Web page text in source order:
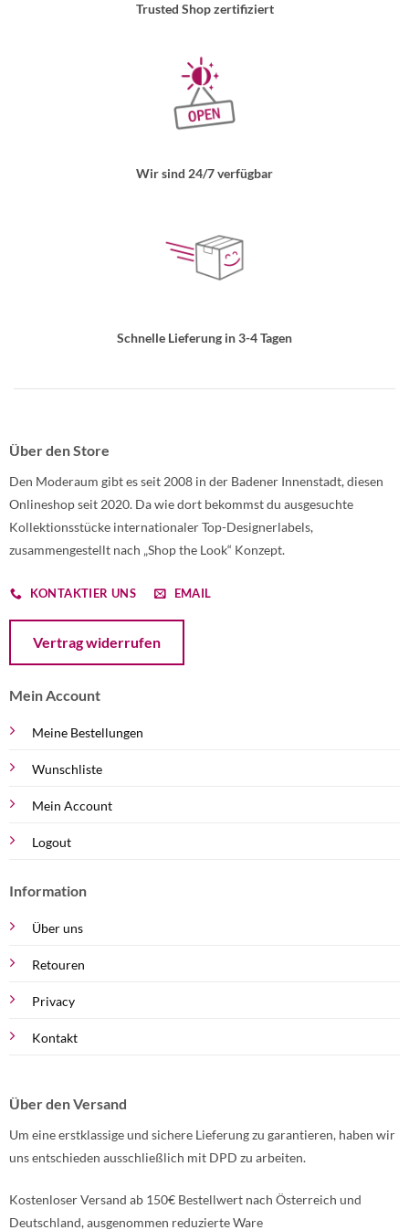
Trusted Shop zertifiziert
Wir sind 24/7 verfügbar
Schnelle Lieferung in 3-4 Tagen
Über den Store
Den Moderaum gibt es seit 2008 in der Badener Innenstadt, diesen
Onlineshop seit 2020. Da wie dort bekommst du ausgesuchte
Kollektionsstücke internationaler Top-Designerlabels,
zusammengestellt nach „Shop the Look“ Konzept.
KONTAKTIER UNS EMAIL
Vertrag widerrufen
Mein Account
Meine Bestellungen
Wunschliste
Mein Account
Logout
Information
Über uns
Retouren
Privacy
Kontakt
Über den Versand
Um eine erstklassige und sichere Lieferung zu garantieren, haben wir
uns entschieden ausschließlich mit DPD zu arbeiten.
Kostenloser Versand ab 150€ Bestellwert nach Österreich und
Deutschland, ausgenommen reduzierte Ware